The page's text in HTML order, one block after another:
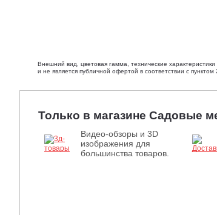
Внешний вид, цветовая гамма, технические
и не является публичной офертой в соответствии с пунктом
Только в магазине Садовые
Видео-обзоры и 3D
изображения для
большинства товаров.